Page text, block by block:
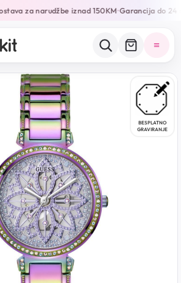
za narudžbe iznad 150KM•Garancija do 24
BESPLATNO
GRAVIRANJE